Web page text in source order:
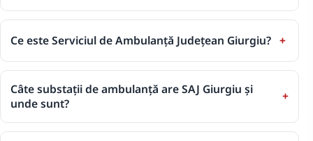
Ce este Serviciul de Ambulanță Județean Giurgiu?
Câte substații de ambulanță are SAJ Giurgiu și
unde sunt?